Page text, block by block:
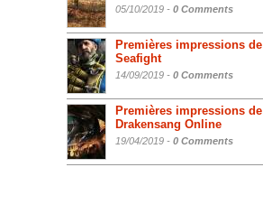
05/10/2019 - 0 Comments
Premières impressions de
Seafight
14/09/2019 - 0 Comments
Premières impressions de
Drakensang Online
19/04/2019 - 0 Comments